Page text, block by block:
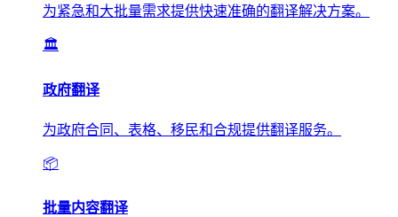
为紧急和大批量需求提供快速准确的翻译解决方案。
🏛️
政府翻译
为政府合同、表格、移民和合规提供翻译服务。
📦
批量内容翻译